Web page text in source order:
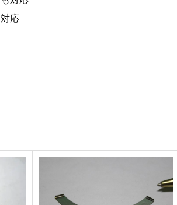
応